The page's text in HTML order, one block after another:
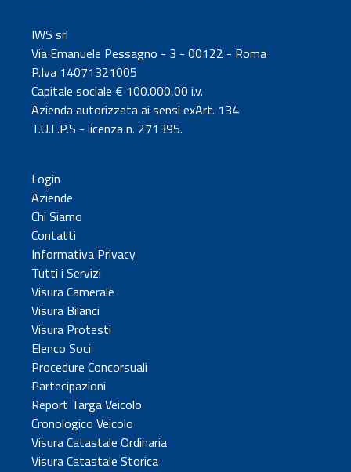
IWS srl
Via Emanuele Pessagno - 3 - 00122 - Roma
P.Iva 14071321005
Capitale sociale € 100.000,00 i.v.
Azienda autorizzata ai sensi exArt. 134
T.U.L.P.S - licenza n. 271395.
Login
Aziende
Chi Siamo
Contatti
Informativa Privacy
Tutti i Servizi
Visura Camerale
Visura Bilanci
Visura Protesti
Elenco Soci
Procedure Concorsuali
Partecipazioni
Report Targa Veicolo
Cronologico Veicolo
Visura Catastale Ordinaria
Visura Catastale Storica